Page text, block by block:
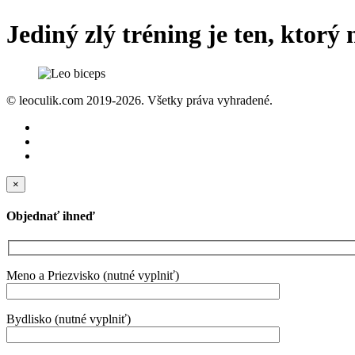
Jediný zlý tréning je ten, ktorý
© leoculik.com 2019-2026. Všetky práva vyhradené.
×
Objednať ihneď
Meno a Priezvisko (nutné vyplniť)
Bydlisko (nutné vyplniť)